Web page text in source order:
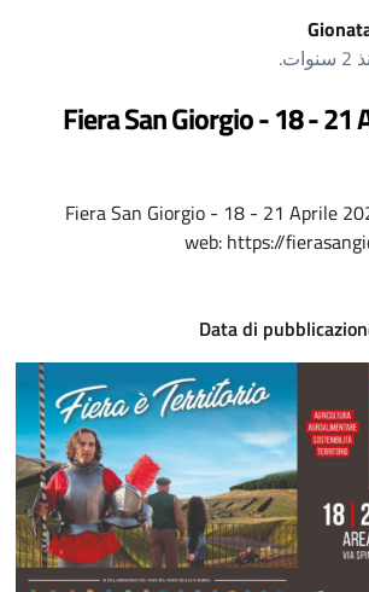
730° Fiera San Giorgio - 18 -
730° Fiera San Giorgio - 18 - 21 Aprile
web: https://
Data di